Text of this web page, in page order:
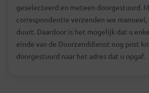
geselecteerd en meteen doorgestuurd.
correspondentie verzenden we
duurt. Daardoor is het mogelijk dat u
einde van de Doorzenddienst nog post
doorgestuurd naar het adres dat u opgaf.